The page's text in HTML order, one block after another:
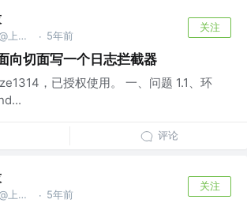
项目经理 @上海奇陌科技有限公司 · 5年前
关注
向切面写一个日志拦截器
，已授权使用。 一、问题 1.1、环
评论
项目经理 @上海奇陌科技有限公司 · 5年前
关注